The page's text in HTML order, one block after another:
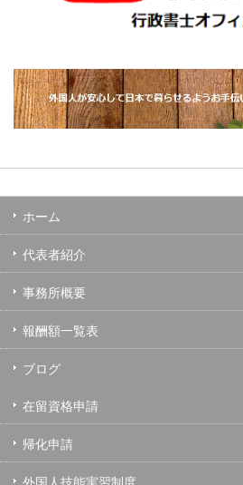
ホーム
代表者紹介
事務所概要
報酬額一覧表
ブログ
在留資格申請
帰化申請